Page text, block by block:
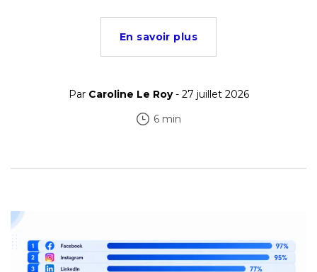
En savoir plus
Par Caroline Le Roy- 27 juillet 2026
6 min